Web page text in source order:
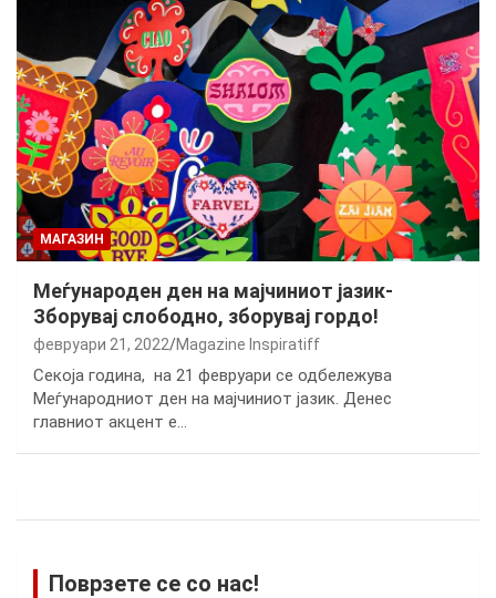
МАГАЗИН
Меѓународен ден на мајчиниот јазик-
Зборувај слободно, зборувај гордо!
февруари 21, 2022 Magazine Inspiratiff
Секоја година, на 21 февруари се одбележува
Меѓународниот ден на мајчиниот јазик. Денес
главниот акцент е…
Поврзете се со нас!